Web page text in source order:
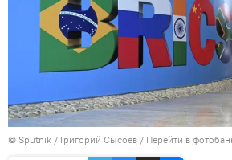
© Sputnik / Григорий Сысоев / Перейти в